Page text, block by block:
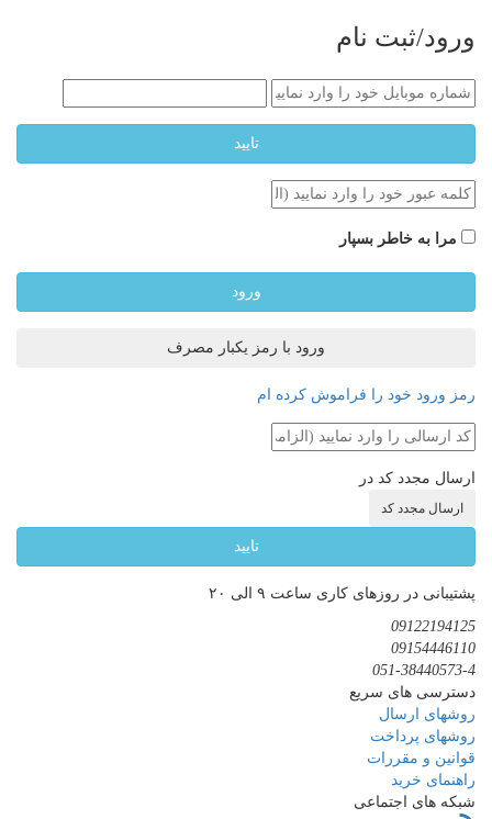
ورود/ثبت نام
تایید
مرا به خاطر بسپار
ورود با رمز یکبار مصرف
رمز ورود خود را فراموش کرده ام
ارسال مجدد کد در
ارسال مجدد کد
تایید
پشتیبانی در روزهای کاری ساعت ۹ الی ۲۰
09122194125
09154446110
051-38440573-4
دسترسی های سریع
روشهای ارسال
روشهای پرداخت
قوانین و مقررات
راهنمای خرید
شبکه های اجتماعی